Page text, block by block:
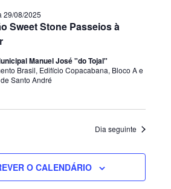
Sweet Stone Passeios à
29/08/2025
Manuel José "do Tojal"
Brasil, Edifício Copacabana, Bloco A e
Santo André
Dia seguinte
O CALENDÁRIO